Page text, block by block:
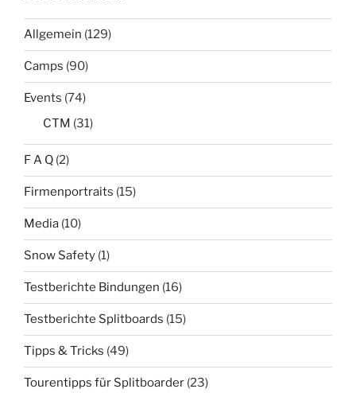
Allgemein (129)
Camps (90)
Events (74)
CTM (31)
F A Q (2)
Firmenportraits (15)
Media (10)
Snow Safety (1)
Testberichte Bindungen (16)
Testberichte Splitboards (15)
Tipps & Tricks (49)
Tourentipps für Splitboarder (23)